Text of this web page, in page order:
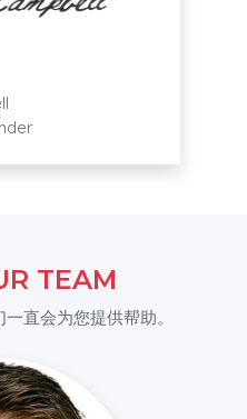
TEAM
直会为您提供帮助。